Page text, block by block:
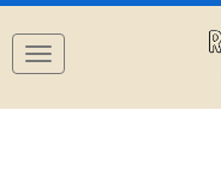
Navigation